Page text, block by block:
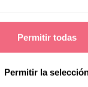
Permitir todas
Permitir la